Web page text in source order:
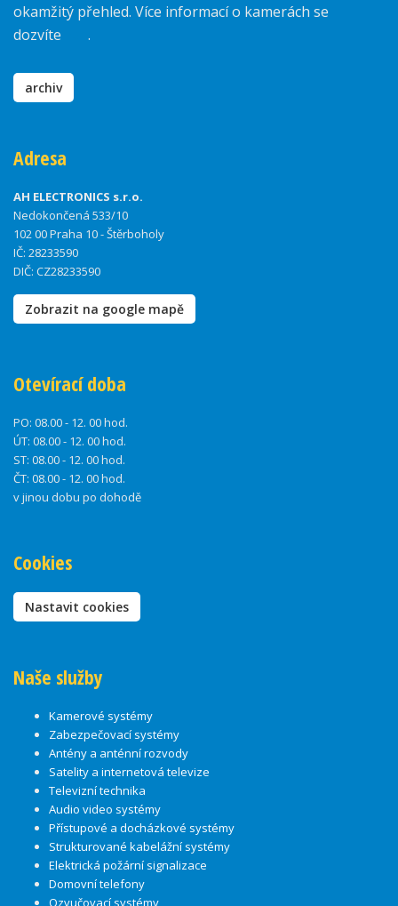
okamžitý přehled. Více informací o kamerách se
dozvíte
.
archiv
Adresa
AH ELECTRONICS s.r.o.
Nedokončená 533/10
102 00 Praha 10 - Štěrboholy
IČ: 28233590
DIČ: CZ28233590
Zobrazit na google mapě
Otevírací doba
PO: 08.00 - 12. 00 hod.
ÚT: 08.00 - 12. 00 hod.
ST: 08.00 - 12. 00 hod.
ČT: 08.00 - 12. 00 hod.
v jinou dobu po dohodě
Cookies
Nastavit cookies
Naše služby
Kamerové systémy
Zabezpečovací systémy
Antény a anténní rozvody
Satelity a internetová televize
Televizní technika
Audio video systémy
Přístupové a docházkové systémy
Strukturované kabelážní systémy
Elektrická požární signalizace
Domovní telefony
Ozvučovací systémy